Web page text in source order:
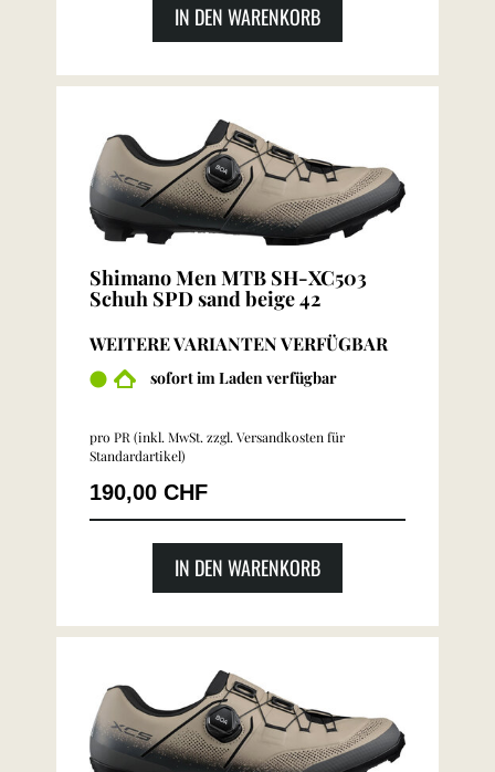
IN DEN WARENKORB
Shimano Men MTB SH-XC503
Schuh SPD sand beige 42
WEITERE VARIANTEN VERFÜGBAR
sofort im Laden verfügbar
pro PR (inkl. MwSt. zzgl. Versandkosten für
Standardartikel)
190,00 CHF
IN DEN WARENKORB